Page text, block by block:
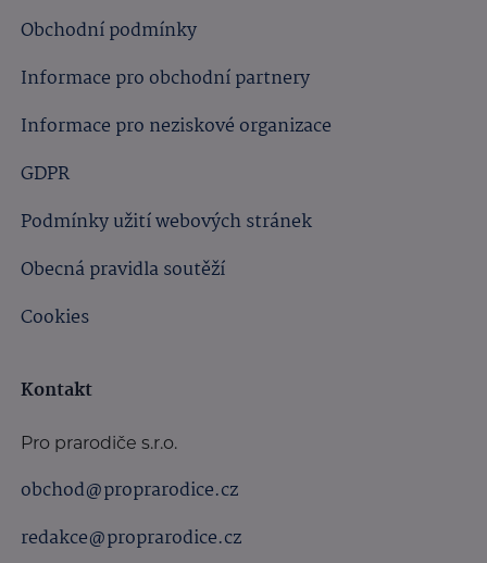
Obchodní podmínky
Informace pro obchodní partnery
Informace pro neziskové organizace
GDPR
Podmínky užití webových stránek
Obecná pravidla soutěží
Cookies
Kontakt
Pro prarodiče s.r.o.
obchod@proprarodice.cz
redakce@proprarodice.cz